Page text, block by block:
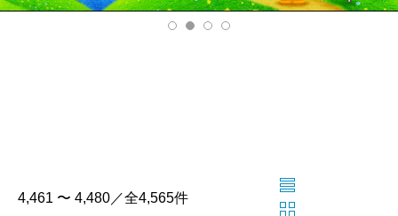
v
xt
4,461 〜 4,480／全4,565件